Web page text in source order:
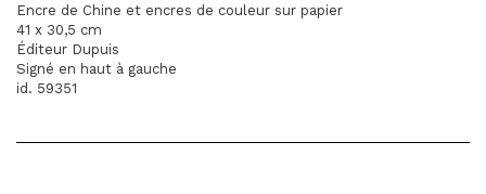
Encre de Chine et encres de couleur sur papier
41 x 30,5 cm
Éditeur Dupuis
Signé en haut à gauche
id. 59351